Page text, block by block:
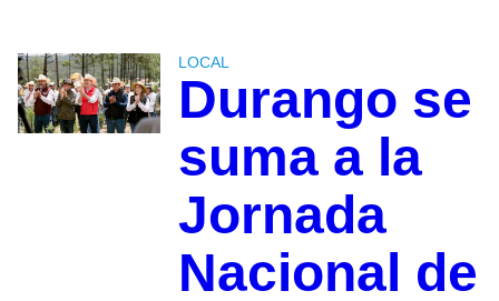
LOCAL
Durango se
suma a la
Jornada
Nacional de